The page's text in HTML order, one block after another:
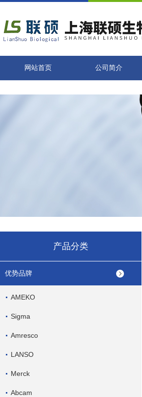
网站首页 公司简介
产品分类
优势品牌
AMEKO
Sigma
Amresco
LANSO
Merck
Abcam